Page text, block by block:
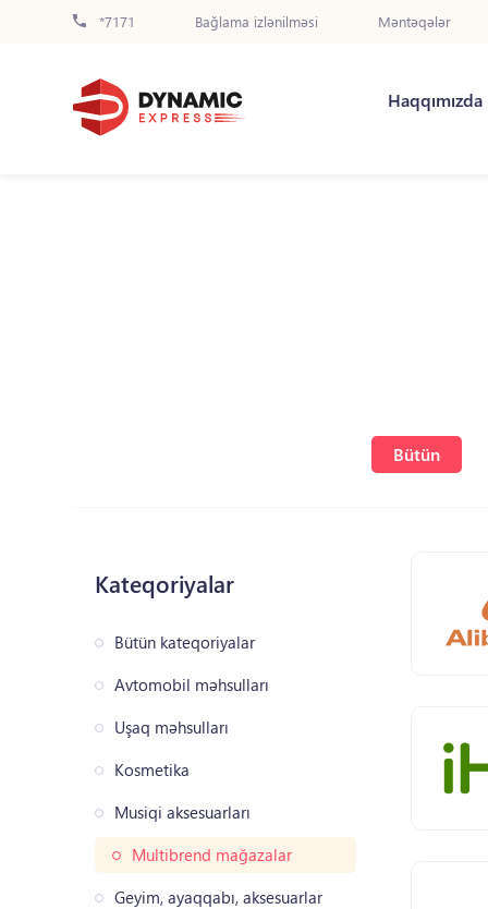
*7171 Bağlama izlənilməsi Məntəqələr
Haqqımızda
Bütün
Kateqoriyalar
Bütün kateqoriyalar
Avtomobil məhsulları
Uşaq məhsulları
Kosmetika
Musiqi aksesuarları
Multibrend mağazalar
Geyim, ayaqqabı, aksesuarlar